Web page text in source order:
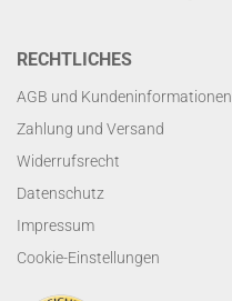
RECHTLICHES
AGB und Kundeninformationen
Zahlung und Versand
Widerrufsrecht
Datenschutz
Impressum
Cookie-Einstellungen